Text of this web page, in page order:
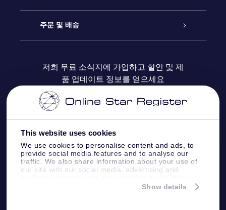
This website uses cookies
We use cookies to personalise content and ads, to
provide social media features and to analyse our
traffic. We also share information about your use of
our site with our social media, advertising and
information that you’ve provided to them or that
Show details
블로그
OSR 선물 팩
OSR 상품권
기업 선물
Star Register
맞춤 별 페이지
One Million Stars
Fly me to the stars VR 앱
주문 및 배송
결제 정보
배송 정보
환불 정책
별자리
저희 무료 소식지에 가입하고 할인 및 제
품 업데이트 정보를 얻으세요